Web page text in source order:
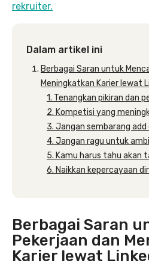
rekruiter.
Dalam artikel ini
Berbagai Saran untuk
Meningkatkan Karier lewat
1. Tenangkan pikiran dan
2. Kompetisi yang
3. Jangan sembarang add
4. Jangan ragu untuk
5. Kamu harus tahu akan
6. Naikkan kepercayaan
Berbagai Saran
Pekerjaan dan
Karier lewat